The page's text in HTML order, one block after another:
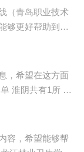
（青岛职业技术
够更好帮助到大
，希望在这方面
民
容，希望能够帮